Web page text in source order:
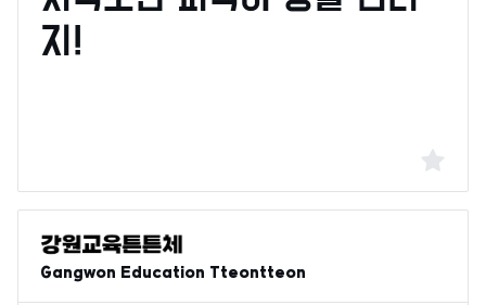
Gangwon Education Tteontteon